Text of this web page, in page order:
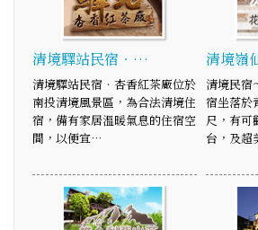
清境驛站民宿‧…
清境驛站民宿‧杏香紅茶廠位於
南投清境風景區，為合法清境住
宿，備有家居溫暖氣息的住宿空
間，以便宜…
清境嶺
清境民宿
宿坐落於
尺，有可
台，及